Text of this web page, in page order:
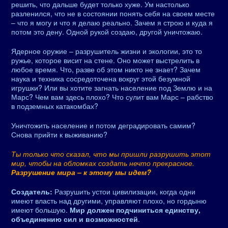
решить, что дальше будет только хуже. Ум настолько
разленился, что не в состоянии понять себя на своем месте
– что я могу и что я делаю реально. Зачем я строю и куда я
потом это дену. Одной рукой создаю, другой уничтожаю.
Ядерное оружие – разрушитель жизни и экологии, это то
ружье, которое висит на стене. Оно может выстрелить в
любое время. Что, разве об этом никто не знает? Зачем
наука и техника сосредоточена вокруг этой безумной
игрушки? Или вы хотите загнать население под Землю и на
Марс? Чем вам здесь плохо? Что сулит вам Марс – рабство
в подземных катакомбах?
Уничтожить население и потом деградировать самим?
Снова прийти к выживанию?
Ты только что сказал, что мы пришли разрушить этот
мир, чтобы на обломках создать нечто прекрасное.
Разрушение мира – к этому мы идем?
Создатель: Разрушить устои цивилизации, когда одни
имеют власть над другими, управляют плохо, но гордыню
имеют большую. Мир должен подчиниться единству,
объединению сил и возможностей.